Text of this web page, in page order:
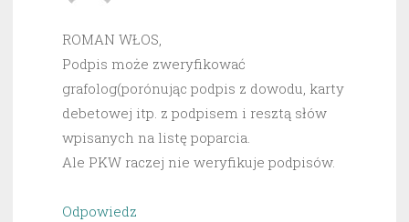
ROMAN WŁOS,
Podpis może zweryfikować
grafolog(porónując podpis z dowodu, karty
debetowej itp. z podpisem i resztą słów
wpisanych na listę poparcia.
Ale PKW raczej nie weryfikuje podpisów.
Odpowiedz